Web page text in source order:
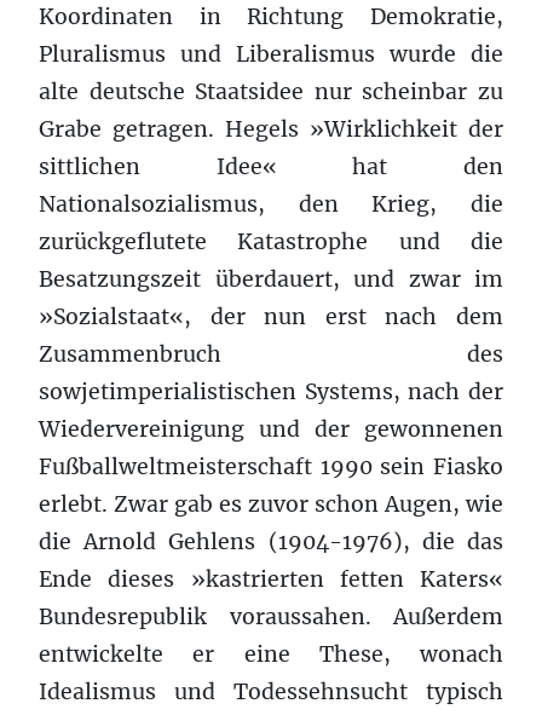
Koordinaten in Richtung Demokratie,
Pluralismus und Liberalismus wurde die
alte deutsche Staatsidee nur scheinbar zu
Grabe getragen. Hegels »Wirklichkeit der
sittlichen Idee« hat den
Nationalsozialismus, den Krieg, die
zurückgeflutete Katastrophe und die
Besatzungszeit überdauert, und zwar im
»Sozialstaat«, der nun erst nach dem
Zusammenbruch des
sowjetimperialistischen Systems, nach der
Wiedervereinigung und der gewonnenen
Fußballweltmeisterschaft 1990 sein Fiasko
erlebt. Zwar gab es zuvor schon Augen, wie
die Arnold Gehlens (1904-1976), die das
Ende dieses »kastrierten fetten Katers«
Bundesrepublik voraussahen. Außerdem
entwickelte er eine These, wonach
Idealismus und Todessehnsucht typisch